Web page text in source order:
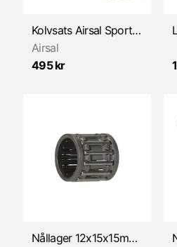
Kolvsats Airsal Sport 43,5mm/62,4cc (Sachs 504/505)
Airsal
495 kr
Nållager 12x15x15mm POLINI